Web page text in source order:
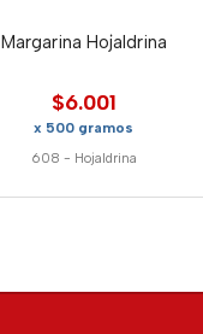
Margarina Hojaldrina
$6.001
x 500 gramos
608 - Hojaldrina